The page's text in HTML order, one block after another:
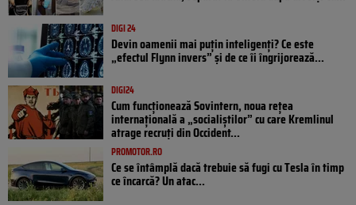
DIGI 24
Devin oamenii mai puțin inteligenți? Ce este
„efectul Flynn invers” și de ce îi îngrijorează...
DIGI24
Cum funcționează Sovintern, noua rețea
internațională a „socialiștilor” cu care Kremlinul
atrage recruți din Occident...
PROMOTOR.RO
Ce se întâmplă dacă trebuie să fugi cu Tesla în timp
ce încarcă? Un atac...